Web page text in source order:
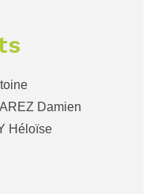
Damien
Héloïse